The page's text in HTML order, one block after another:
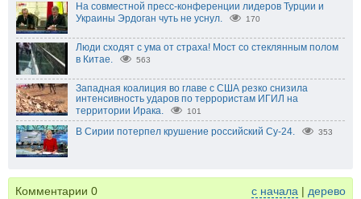
На совместной пресс-конференции лидеров Турции и
Украины Эрдоган чуть не уснул.
170
Люди сходят с ума от страха! Мост со стеклянным полом
в Китае.
563
Западная коалиция во главе с США резко снизила
интенсивность ударов по террористам ИГИЛ на
территории Ирака.
101
В Сирии потерпел крушение российский Су-24. 353
Комментарии 0 с начала | дерево